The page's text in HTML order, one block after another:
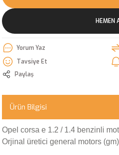
HEMEN
Yorum Yaz
Tavsiye Et
Paylaş
Ürün Bilgisi
Opel corsa e 1.2 / 1.4 benzinli
Orjinal üretici general motors (gm)